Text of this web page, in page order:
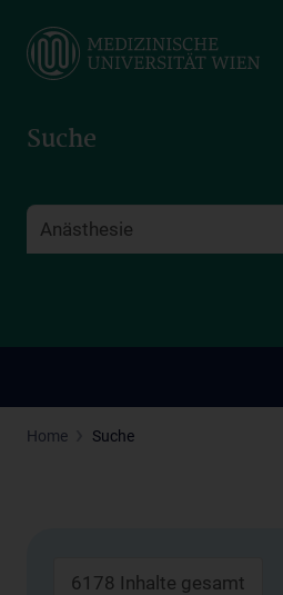
main
Suche
Home Suche
6178 Inhalte gesamt